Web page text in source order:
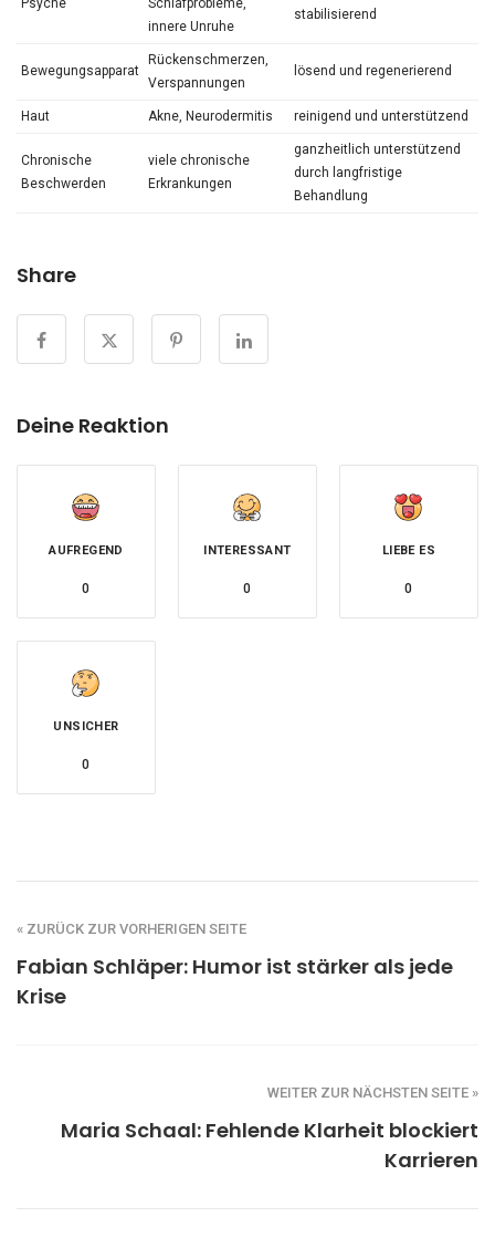
Psyche
Schlafprobleme,
innere Unruhe
stabilisierend
Bewegungsapparat
Rückenschmerzen,
Verspannungen
lösend und regenerierend
Haut Akne, Neurodermitis reinigend und unterstützend
Chronische
Beschwerden
viele chronische
Erkrankungen
ganzheitlich unterstützend
durch langfristige
Behandlung
Share
Deine Reaktion
AUFREGEND
0
INTERESSANT
0
LIEBE ES
0
UNSICHER
0
« ZURÜCK ZUR VORHERIGEN SEITE
Fabian Schläper: Humor ist stärker als jede
Krise
WEITER ZUR NÄCHSTEN SEITE »
Maria Schaal: Fehlende Klarheit blockiert
Karrieren